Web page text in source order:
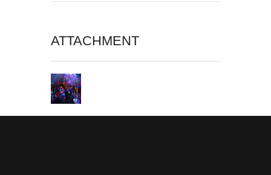
ATTACHMENT